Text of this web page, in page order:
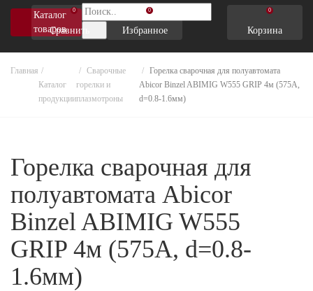
Каталог
товаров
0
Сравнить
0
Избранное
0
Корзина
Главная
Каталог
продукции
Cварочные
горелки и
плазмотроны
Горелка сварочная для полуавтомата
Abicor Binzel ABIMIG W555 GRIP 4м (575А,
d=0.8-1.6мм)
Горелка сварочная для
полуавтомата Abicor
Binzel ABIMIG W555
GRIP 4м (575А, d=0.8-
1.6мм)